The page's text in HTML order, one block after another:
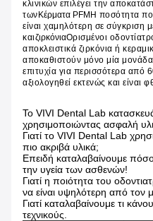
κλινικών επιλέγει την
των Κέρματα PFM Η ποσότητα
είναι χαμηλότερη σε σύγκριση
καιζιρκόνιαΟρισμένοι
αποκλειστικά ζιρκόνια ή
αποκαθιστούν μόνο μία
επιτυχία για περισσότερα από
αξιολογηθεί εκτενώς και είναι
Το VIVI Dental Lab
χρησιμοποιώντας ασφαλή
Γιατί το VIVI Dental Lab
πιο ακριβά υλικά;
Επειδή καταλαβαίνουμε πόσο
την υγεία των ασθενών!
Γιατί η ποιότητα του
να είναι υψηλότερη από τον
Γιατί καταλαβαίνουμε τι
τεχνικούς.